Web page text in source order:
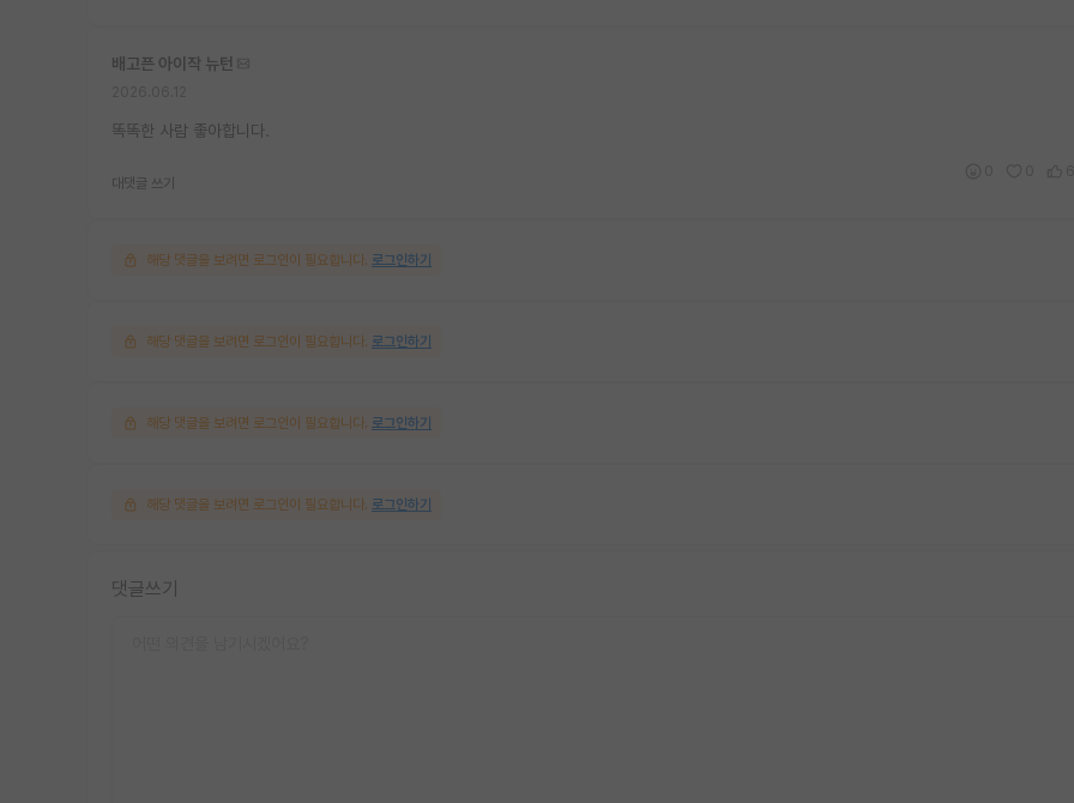
배고픈 아이작 뉴턴
똑똑한 사람 좋아합니다.
대댓글 쓰기
해당 댓글을 보려면 로그인이 필요합니다. 로그인하기
해당 댓글을 보려면 로그인이 필요합니다. 로그인하기
해당 댓글을 보려면 로그인이 필요합니다. 로그인하기
해당 댓글을 보려면 로그인이 필요합니다. 로그인하기
댓글쓰기